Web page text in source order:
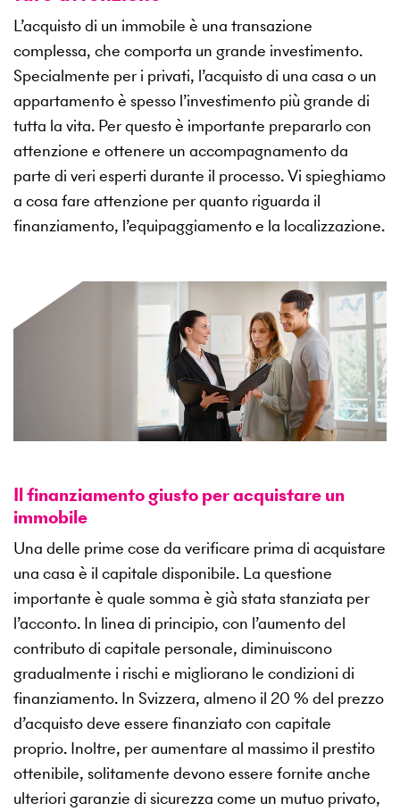
L’acquisto di un immobile è una transazione
complessa, che comporta un grande investimento.
Specialmente per i privati, l’acquisto di una casa o un
appartamento è spesso l’investimento più grande di
tutta la vita. Per questo è importante prepararlo con
attenzione e ottenere un accompagnamento da
parte di veri esperti durante il processo. Vi spieghiamo
a cosa fare attenzione per quanto riguarda il
finanziamento, l’equipaggiamento e la localizzazione.
Il finanziamento giusto per acquistare un
immobile
Una delle prime cose da verificare prima di acquistare
una casa è il capitale disponibile. La questione
importante è quale somma è già stata stanziata per
l’acconto. In linea di principio, con l’aumento del
contributo di capitale personale, diminuiscono
gradualmente i rischi e migliorano le condizioni di
finanziamento. In Svizzera, almeno il 20 % del prezzo
d’acquisto deve essere finanziato con capitale
proprio. Inoltre, per aumentare al massimo il prestito
ottenibile, solitamente devono essere fornite anche
ulteriori garanzie di sicurezza come un mutuo privato,